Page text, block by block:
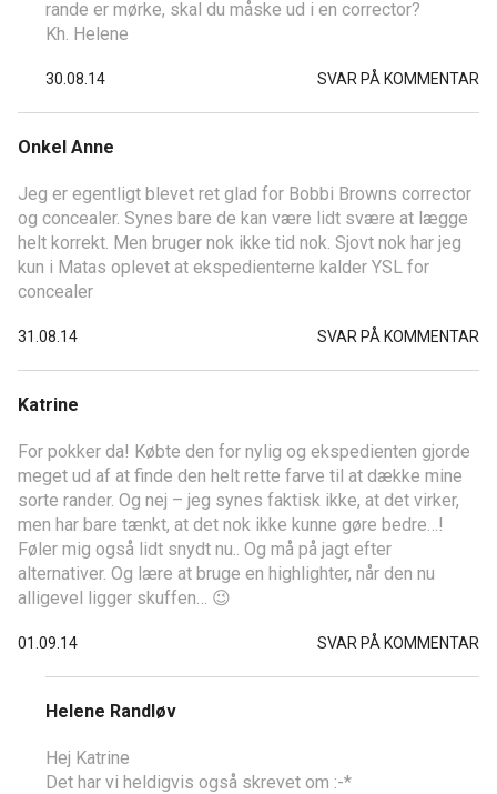
rande er mørke, skal du måske ud i en corrector?
Kh. Helene
30.08.14 SVAR PÅ KOMMENTAR
Onkel Anne
Jeg er egentligt blevet ret glad for Bobbi Browns corrector
og concealer. Synes bare de kan være lidt svære at lægge
helt korrekt. Men bruger nok ikke tid nok. Sjovt nok har jeg
kun i Matas oplevet at ekspedienterne kalder YSL for
concealer
31.08.14 SVAR PÅ KOMMENTAR
Katrine
For pokker da! Købte den for nylig og ekspedienten gjorde
meget ud af at finde den helt rette farve til at dække mine
sorte rander. Og nej – jeg synes faktisk ikke, at det virker,
men har bare tænkt, at det nok ikke kunne gøre bedre…!
Føler mig også lidt snydt nu.. Og må på jagt efter
alternativer. Og lære at bruge en highlighter, når den nu
alligevel ligger skuffen… 😉
01.09.14 SVAR PÅ KOMMENTAR
Helene Randløv
Hej Katrine
Det har vi heldigvis også skrevet om :-*